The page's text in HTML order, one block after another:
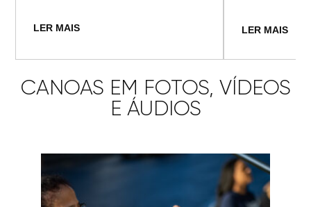
LER MAIS LER MAIS
CANOAS EM FOTOS, VÍDEOS
E ÁUDIOS